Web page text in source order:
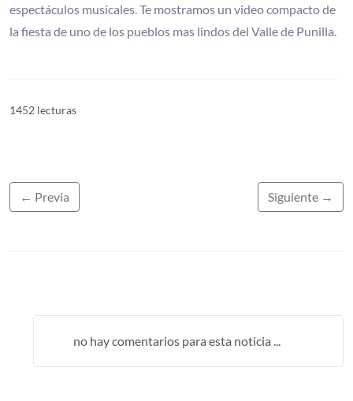
espectáculos musicales. Te mostramos un video compacto de
la fiesta de uno de los pueblos mas lindos del Valle de Punilla.
1452 lecturas
← Previa Siguiente →
no hay comentarios para esta noticia ...